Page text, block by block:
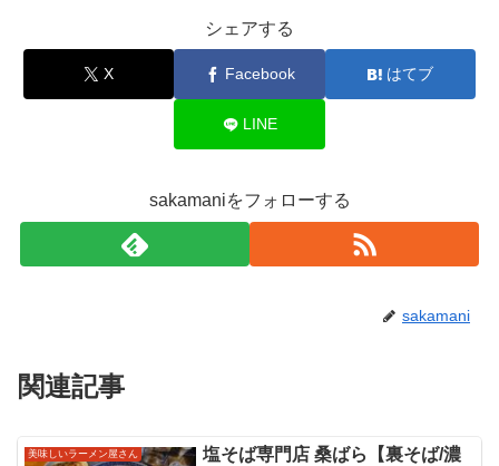
シェアする
X Facebook はてブ
LINE
sakamaniをフォローする
sakamani
関連記事
美味しいラーメン屋さん
塩そば専門店 桑ばら【裏そば/濃